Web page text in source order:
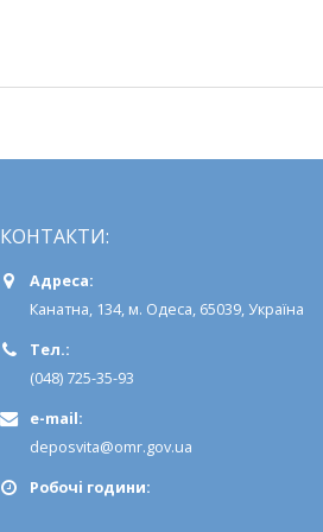
КОНТАКТИ:
Адреса:
Канатна, 134, м. Одеса, 65039, Україна
Тел.:
(048) 725-35-93
e-mail:
deposvita@omr.gov.ua
Робочi години: